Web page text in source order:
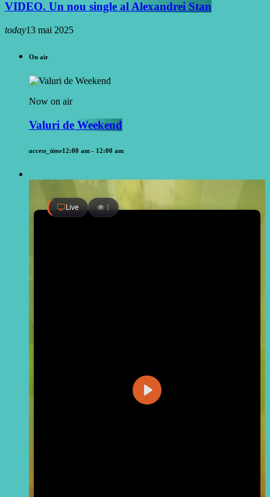
VIDEO. Un nou single al Alexandrei Stan
today13 mai 2025
On air
Now on air
Valuri de Weekend
access_time12:00 am - 12:00 am